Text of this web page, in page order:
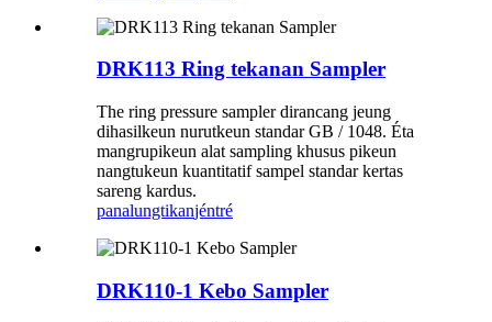
DRK113 Ring tekanan Sampler
The ring pressure sampler dirancang jeung
dihasilkeun nurutkeun standar GB / 1048. Éta
mangrupikeun alat sampling khusus pikeun
nangtukeun kuantitatif sampel standar kertas
sareng kardus.
panalungtikanjéntré
DRK110-1 Kebo Sampler